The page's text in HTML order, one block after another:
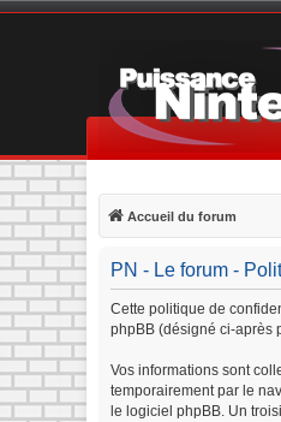
Accueil du forum
PN - Le forum -
Cette politique de
phpBB (désigné ci-après
Vos informations sont
temporairement par le
le logiciel phpBB. Un